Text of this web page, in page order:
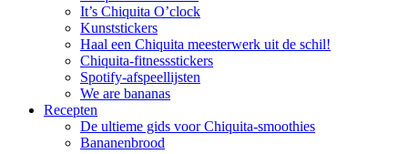
It’s Chiquita O’clock
Kunststickers
Haal een Chiquita meesterwerk uit de schil!
Chiquita-fitnessstickers
Spotify-afspeellijsten
We are bananas
Recepten
De ultieme gids voor Chiquita-smoothies
Bananenbrood